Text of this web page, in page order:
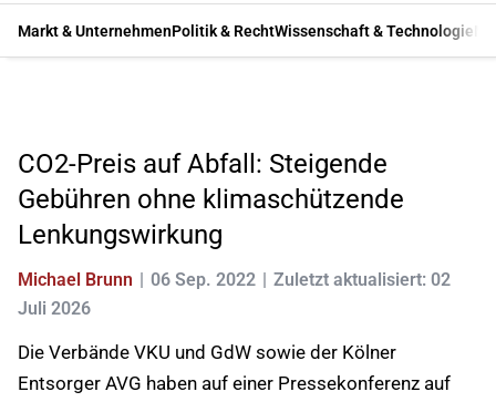
Markt & UnternehmenPolitik & RechtWissenschaft & Technologie
CO2-Preis auf Abfall: Steigende
Gebühren ohne klimaschützende
Lenkungswirkung
Michael Brunn 06 Sep. 2022
Zuletzt aktualisiert: 02
Juli 2026
Die Verbände VKU und GdW sowie der Kölner
Entsorger AVG haben auf einer Pressekonferenz auf